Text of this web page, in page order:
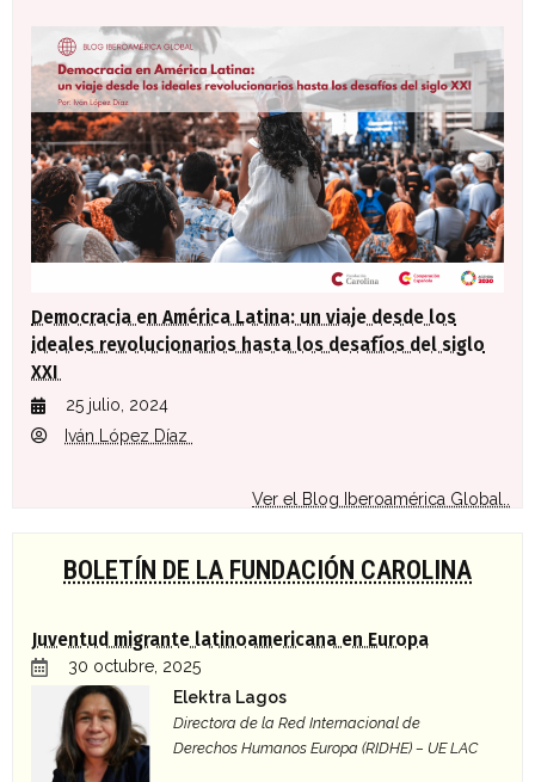
Democracia en América Latina: un viaje desde los
ideales revolucionarios hasta los desafíos del siglo
XXI
25 julio, 2024
Iván López Díaz
Ver el Blog Iberoamérica Global..
BOLETÍN DE LA FUNDACIÓN CAROLINA
Juventud migrante latinoamericana en Europa
30 octubre, 2025
Elektra Lagos
Directora de la Red Internacional de
Derechos Humanos Europa (RIDHE) – UE LAC